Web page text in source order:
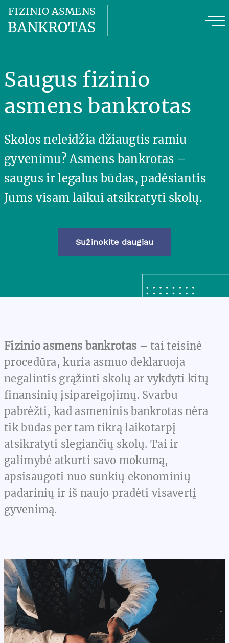
FIZINIO ASMENS
BANKROTAS Fizinio asmens bankroto kaina
Apie mus
Kontaktai
Saugus fizinio
asmens bankrotas
Skolos neleidžia džiaugtis ramiu
gyvenimu? Asmens bankrotas –
saugus ir legalus būdas, padėsiantis
Jums visam laikui atsikratyti skolų.
Sužinokite daugiau
Fizinio asmens bankrotas – tai teisinė
procedūra, kuria asmuo deklaruoja
negalintis grąžinti skolų ar vykdyti kitų
finansinių įsipareigojimų. Svarbu
pabrėžti, kad asmeninis bankrotas nėra
tik būdas per tam tikrą laikotarpį
atsikratyti slegiančių skolų. Tai ir
galimybė atkurti savo mokumą,
apsisaugoti nuo sunkių ekonominių
padarinių ir iš naujo pradėti visavertį
gyvenimą.